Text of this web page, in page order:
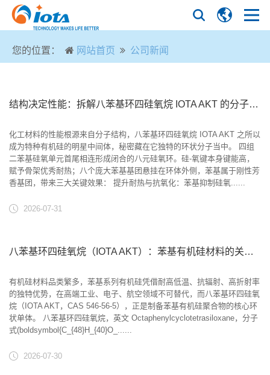
您的位置： 网站首页 公司新闻
结构决定性能：拆解八苯基环四硅氧烷 IOTA AKT 的分子密码
化工材料的性能根源来自分子结构，八苯基环四硅氧烷 IOTA AKT 之所以
成为特种有机硅的明星中间体，秘密藏在它独特的环状分子当中。 四组
二苯基硅氧单元首尾相连形成闭合的八元硅氧环。硅‑氧键本身键能高，
赋予骨架优秀耐热；八个庞大苯基基团悬挂在环体外侧，苯基属于刚性芳
香基团，带来三大关键效果： 提升耐热与抗氧化：苯基抑制硅氧......
2026-07-31
八苯基环四硅氧烷（IOTA AKT）：苯基有机硅材料的关键环状中间体
有机硅材料品类繁多，苯基系列有机硅凭借耐高低温、抗辐射、高折射率
的独特优势，在高端工业、电子、航空领域不可替代，而八苯基环四硅氧
烷（IOTA AKT，CAS 546‑56‑5），正是制备苯基有机硅聚合物的核心环
状单体。 八苯基环四硅氧烷，英文 Octaphenylcyclotetrasiloxane，分子
式(boldsymbol{C_{48}H_{40}O_......
2026-07-30